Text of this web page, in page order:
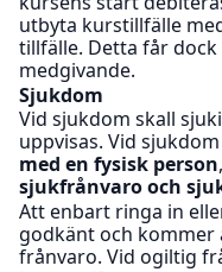
utbyta kurstillfälle
tillfälle. Detta får
medgivande.
Sjukdom
Vid sjukdom skall
uppvisas. Vid
med en fysisk person
sjukfrånvaro och
Att enbart ringa in
godkänt och
frånvaro. Vid ogiltig